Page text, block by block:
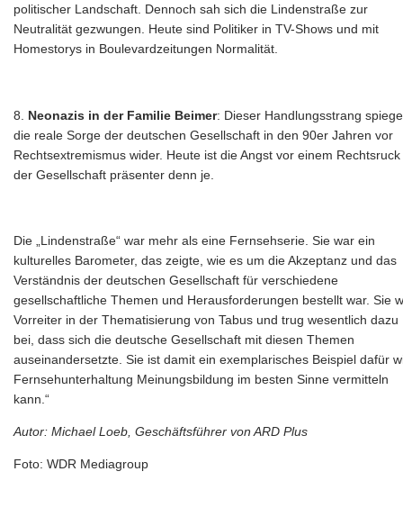
politischer Landschaft. Dennoch sah sich die Lindenstraße zur
Neutralität gezwungen. Heute sind Politiker in TV-Shows und mit
Homestorys in Boulevardzeitungen Normalität.
Neonazis in der Familie Beimer: Dieser Handlungsstrang
die reale Sorge der deutschen Gesellschaft in den 90er Jahren vor
Rechtsextremismus wider. Heute ist die Angst vor einem Rechtsruck
der Gesellschaft präsenter denn je.
Die „Lindenstraße“ war mehr als eine Fernsehserie. Sie war ein
kulturelles Barometer, das zeigte, wie es um die Akzeptanz und das
Verständnis der deutschen Gesellschaft für verschiedene
gesellschaftliche Themen und Herausforderungen bestellt war. Sie
Vorreiter in der Thematisierung von Tabus und trug wesentlich dazu
bei, dass sich die deutsche Gesellschaft mit diesen Themen
auseinandersetzte. Sie ist damit ein exemplarisches Beispiel dafür
Fernsehunterhaltung Meinungsbildung im besten Sinne vermitteln
kann.“
Autor: Michael Loeb, Geschäftsführer von ARD Plus
Foto: WDR Mediagroup